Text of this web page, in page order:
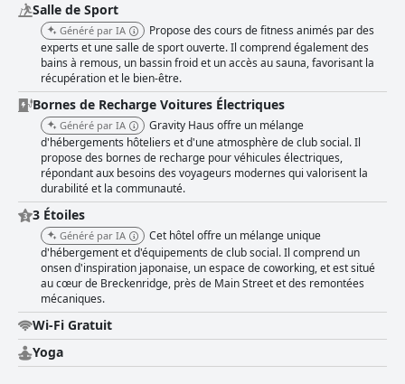
Salle de Sport
Généré par IA
Propose des cours de fitness animés par des
experts et une salle de sport ouverte. Il comprend également des
bains à remous, un bassin froid et un accès au sauna, favorisant la
récupération et le bien-être.
Bornes de Recharge Voitures Électriques
Généré par IA
Gravity Haus offre un mélange
d'hébergements hôteliers et d'une atmosphère de club social. Il
propose des bornes de recharge pour véhicules électriques,
répondant aux besoins des voyageurs modernes qui valorisent la
durabilité et la communauté.
3 Étoiles
Généré par IA
Cet hôtel offre un mélange unique
d'hébergement et d'équipements de club social. Il comprend un
onsen d'inspiration japonaise, un espace de coworking, et est situé
au cœur de Breckenridge, près de Main Street et des remontées
mécaniques.
Wi-Fi Gratuit
Yoga